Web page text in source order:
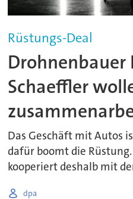
Rüstungs-Deal
Drohnenbauer
Schaeffler
Das Geschäft mit Autos
dafür boomt die
kooperiert deshalb mit
dpa